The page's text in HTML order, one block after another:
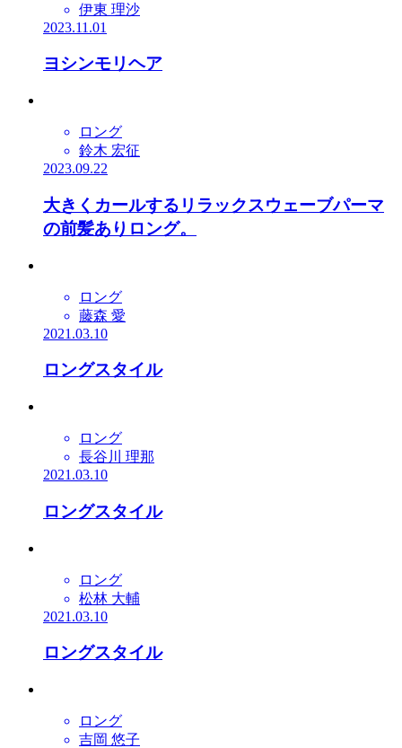
伊東 理沙
2023.11.01
ヨシンモリヘア
ロング
鈴木 宏征
2023.09.22
大きくカールするリラックスウェーブパーマ
の前髪ありロング。
ロング
藤森 愛
2021.03.10
ロングスタイル
ロング
長谷川 理那
2021.03.10
ロングスタイル
ロング
松林 大輔
2021.03.10
ロングスタイル
ロング
吉岡 悠子